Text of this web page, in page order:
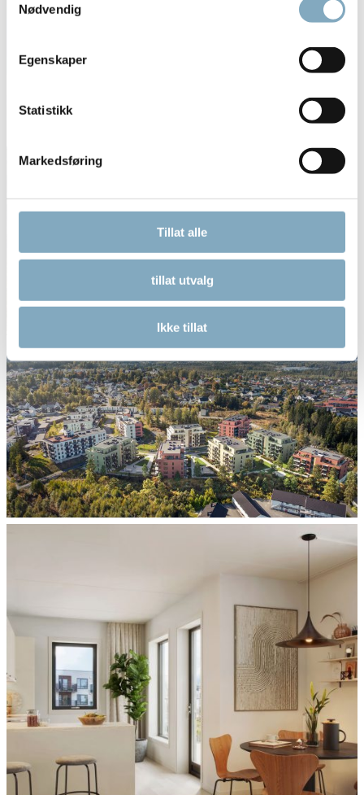
Nødvendig
Egenskaper
Statistikk
Markedsføring
Tillat alle
tillat utvalg
Ikke tillat